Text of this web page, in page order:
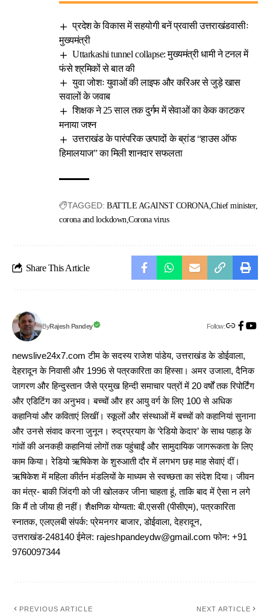
प्रदेश के विकास में सहयोगी बनें प्रवासी उत्तराखंडवासीः
मुख्यमंत्री
Uttarkashi tunnel collapse: मुख्यमंत्री धामी ने टनल में
फंसे श्रमिकों से बात की
युवा जोशः युवाओं की लाइफ और करिअर से जुड़े खास
सवालों के जवाब
शिक्षक ने 25 साल तक दुर्गम में सेवाओं का केक काटकर
मनाया जश्न
उत्तराखंड के पारंपरिक उत्पादों के ब्रांड “हाउस ऑफ
हिमालयाज” का मिली शानदार सफलता
TAGGED: BATTLE AGAINST CORONA Chief minister
corona and lockdown Corona virus
Share This Article
ByRajesh Pandey Follow:
newslive24x7.com टीम के सदस्य राजेश पांडेय, उत्तराखंड के डोईवाला,
देहरादून के निवासी और 1996 से पत्रकारिता का हिस्सा। अमर उजाला, दैनिक
जागरण और हिन्दुस्तान जैसे प्रमुख हिन्दी समाचार पत्रों में 20 वर्षों तक रिपोर्टिंग
और एडिटिंग का अनुभव। बच्चों और हर आयु वर्ग के लिए 100 से अधिक
कहानियां और कविताएं लिखीं। स्कूलों और संस्थाओं में बच्चों को कहानियां सुनाना
और उनसे संवाद करना जुनून। रुद्रप्रयाग के ‘रेडियो केदार’ के साथ पहाड़ के
गांवों की अनकही कहानियां लोगों तक पहुंचाईं और सामुदायिक जागरूकता के लिए
काम किया। रेडियो ऋषिकेश के शुरुआती दौर में लगभग छह माह सेवाएं दीं।
ऋषिकेश में महिला कीर्तन मंडलियों के माध्यम से स्वच्छता का संदेश दिया। जीवन
का मंत्र- बाकी जिंदगी को जी खोलकर जीना चाहता हूं, ताकि बाद में ऐसा न लगे
कि मैं तो जीया ही नहीं। शैक्षणिक योग्यता: बी.एससी (पीसीएम), पत्रकारिता
स्नातक, एलएलबी संपर्क: प्रेमनगर बाजार, डोईवाला, देहरादून,
उत्तराखंड-248140 ईमेल: rajeshpandeydw@gmail.com फोन: +91
9760097344
PREVIOUS ARTICLE NEXT ARTICLE